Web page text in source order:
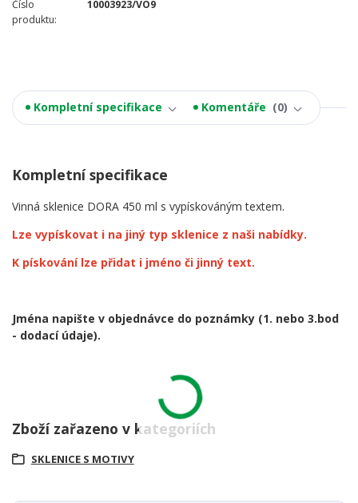
Číslo
produktu:
10003923/VO9
Kompletní specifikace Komentáře 0
Kompletní specifikace
Vinná sklenice DORA 450 ml s vypískováným textem.
Lze vypískovat i na jiný typ sklenice z naši nabídky.
K pískování lze přidat i jméno či jinný text.
Jména napište v objednávce do poznámky (1. nebo 3.bod
- dodací údaje).
Zboží zařazeno v kategoriích
SKLENICE S MOTIVY